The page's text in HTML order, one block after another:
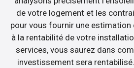
de votre logement et les
pour vous fournir une
à la rentabilité de votre
services, vous saurez dans
investissement sera